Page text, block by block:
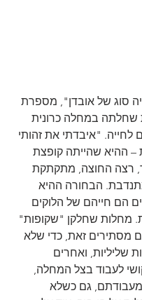
סוג של אובדן", מספרת
שחלתה במחלה כרונית
לחייה. "איבדתי את זהותי
– ההיא שהייתה קופצת
רצה החוצה, מתקתקת
הבחורה ההיא
הם חייהם של הלוקים
מחלות שחלקן "שקופות"
מסתירים זאת, כדי שלא
שליליות, ואחרים
לעבוד בצל המחלה,
מעבודתם, גם כשלא